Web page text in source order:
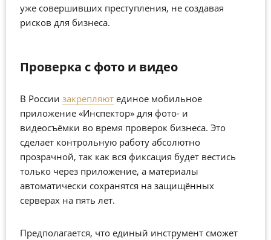
уже совершивших преступления, не создавая
рисков для бизнеса.
Проверка с фото и видео
В России закрепляют единое мобильное
приложение «Инспектор» для фото- и
видеосъёмки во время проверок бизнеса. Это
сделает контрольную работу абсолютно
прозрачной, так как вся фиксация будет вестись
только через приложение, а материалы
автоматически сохранятся на защищённых
серверах на пять лет.
Предполагается, что единый инструмент сможет